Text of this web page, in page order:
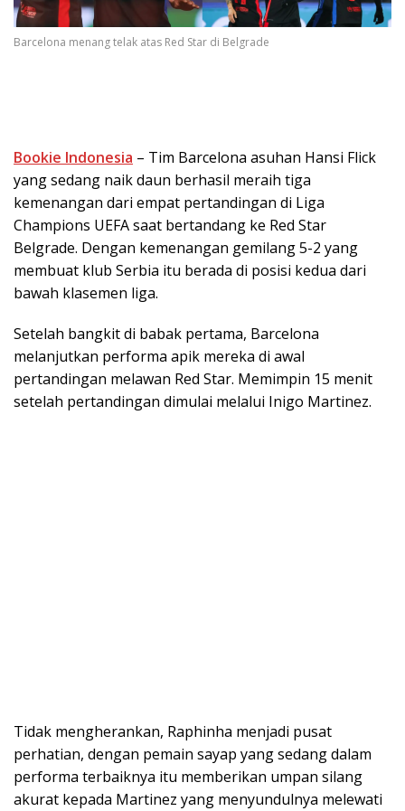
Barcelona menang telak atas Red Star di Belgrade
Bookie Indonesia – Tim Barcelona asuhan Hansi Flick
yang sedang naik daun berhasil meraih tiga
kemenangan dari empat pertandingan di Liga
Champions UEFA saat bertandang ke Red Star
Belgrade. Dengan kemenangan gemilang 5-2 yang
membuat klub Serbia itu berada di posisi kedua dari
bawah klasemen liga.
Setelah bangkit di babak pertama, Barcelona
melanjutkan performa apik mereka di awal
pertandingan melawan Red Star. Memimpin 15 menit
setelah pertandingan dimulai melalui Inigo Martinez.
Tidak mengherankan, Raphinha menjadi pusat
perhatian, dengan pemain sayap yang sedang dalam
performa terbaiknya itu memberikan umpan silang
akurat kepada Martinez yang menyundulnya melewati